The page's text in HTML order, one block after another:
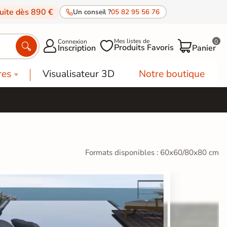
dès 890 € Un conseil ?05 82 95 56 76
 Connexion
Inscription Mes listes de
Produits Favoris Panier
0
Visualisateur 3D Notre boutique
Formats disponibles : 60x60/80x80 cm